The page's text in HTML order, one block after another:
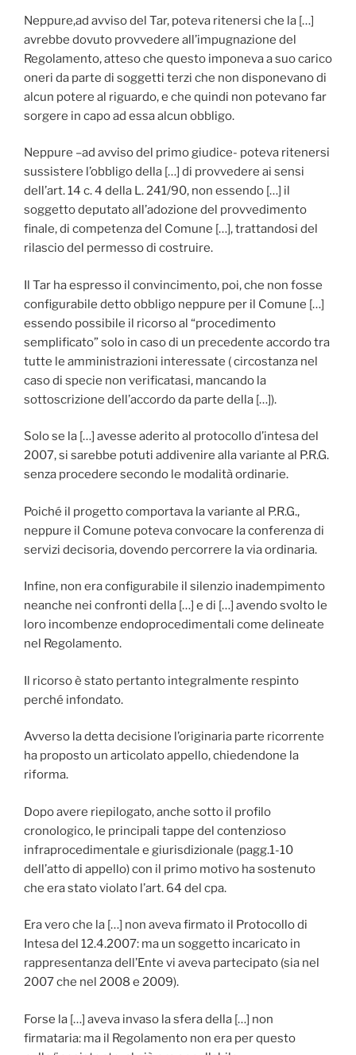
Neppure,ad avviso del Tar, poteva ritenersi che la […]
avrebbe dovuto provvedere all’impugnazione del
Regolamento, atteso che questo imponeva a suo carico
oneri da parte di soggetti terzi che non disponevano di
alcun potere al riguardo, e che quindi non potevano far
sorgere in capo ad essa alcun obbligo.
Neppure –ad avviso del primo giudice- poteva ritenersi
sussistere l’obbligo della […] di provvedere ai sensi
dell’art. 14 c. 4 della L. 241/90, non essendo […] il
soggetto deputato all’adozione del provvedimento
finale, di competenza del Comune […], trattandosi del
rilascio del permesso di costruire.
Il Tar ha espresso il convincimento, poi, che non fosse
configurabile detto obbligo neppure per il Comune […]
essendo possibile il ricorso al “procedimento
semplificato” solo in caso di un precedente accordo tra
tutte le amministrazioni interessate ( circostanza nel
caso di specie non verificatasi, mancando la
sottoscrizione dell’accordo da parte della […]).
Solo se la […] avesse aderito al protocollo d’intesa del
2007, si sarebbe potuti addivenire alla variante al P.R.G.
senza procedere secondo le modalità ordinarie.
Poiché il progetto comportava la variante al P.R.G.,
neppure il Comune poteva convocare la conferenza di
servizi decisoria, dovendo percorrere la via ordinaria.
Infine, non era configurabile il silenzio inadempimento
neanche nei confronti della […] e di […] avendo svolto le
loro incombenze endoprocedimentali come delineate
nel Regolamento.
Il ricorso è stato pertanto integralmente respinto
perché infondato.
Avverso la detta decisione l’originaria parte ricorrente
ha proposto un articolato appello, chiedendone la
riforma.
Dopo avere riepilogato, anche sotto il profilo
cronologico, le principali tappe del contenzioso
infraprocedimentale e giurisdizionale (pagg.1-10
dell’atto di appello) con il primo motivo ha sostenuto
che era stato violato l’art. 64 del cpa.
Era vero che la […] non aveva firmato il Protocollo di
Intesa del 12.4.2007: ma un soggetto incaricato in
rappresentanza dell’Ente vi aveva partecipato (sia nel
2007 che nel 2008 e 2009).
Forse la […] aveva invaso la sfera della […] non
firmataria: ma il Regolamento non era per questo